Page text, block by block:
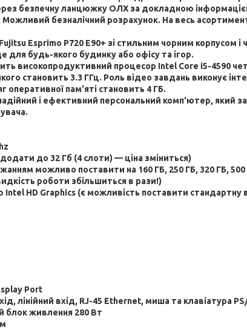
безпечну ланцюжку ОЛХ за докладною
безналічний розрахунок. На весь асортимент
Fujitsu Esprimo P720 E90+ зі стильним чорним корпусом
для будь-якого будинку або офісу та ігор.
високопродуктивний процесор Intel Core i5-4590
становить 3.3 ГГц. Роль відео завдань виконує
оперативної пам'яті становить 4 ГБ.
і ефективний персональний комп'ютер, який
до 32 Гб (4 слоти) — ціна зміниться)
можливо поставити на 160 ГБ, 250 ГБ, 320 ГБ, 500
роботи збільшиться в рази!)
HD Graphics (є можливість поставити стандартну
Port
лінійний вхід, RJ-45 Ethernet, миша та клавіатура
блок живлення 280 Вт